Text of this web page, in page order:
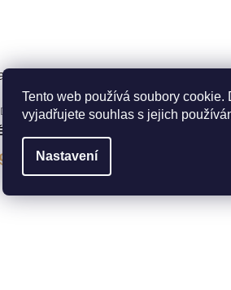
Tento web používá soubory
vyjadřujete souhlas s jejich
Nastavení
prsten
ZPOM091Z-46-0002
210 Kč
DO 4 TÝDNŮ